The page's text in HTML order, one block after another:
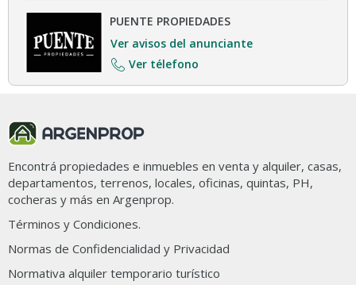
PUENTE PROPIEDADES
Ver avisos del anunciante
Ver télefono
Encontrá propiedades e inmuebles en venta y alquiler, casas,
departamentos, terrenos, locales, oficinas, quintas, PH,
cocheras y más en Argenprop.
Términos y Condiciones.
Normas de Confidencialidad y Privacidad
Normativa alquiler temporario turístico